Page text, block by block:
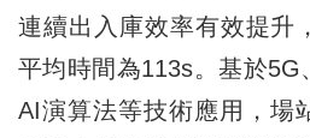
連續出入庫效率有效提升
平均時間為113s。基於5G
AI演算法等技術應用，場